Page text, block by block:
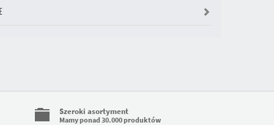
Szeroki asortyment
Mamy ponad 30.000 produktów